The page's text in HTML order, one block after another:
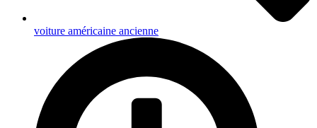
voiture américaine ancienne